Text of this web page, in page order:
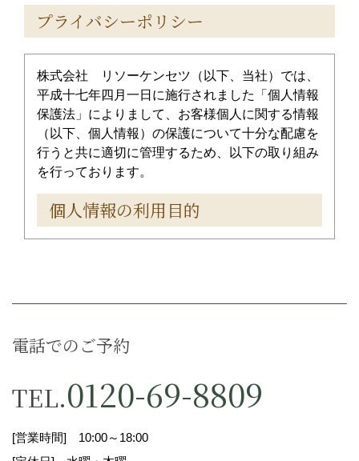
プライバシーポリシー
株式会社 リソーケンセツ（以下、当社）では、
平成十七年四月一日に施行されました「個人情報
保護法」によりまして、お客様個人に関する情報
（以下、個人情報）の保護について十分な配慮を
行うと共に適切に管理するため、以下の取り組み
を行っております。
個人情報の利用目的
人情報の取り扱いについて適用される法令、規範
おります。
ていただく場合には、その利用目的（下記参照）
を出来る限り特定すると共に、対応させていただ
電話でのご予約
TEL.0120-69-8809
[営業時間] 10:00～18:00